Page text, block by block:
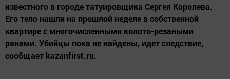
известного в городе татуировщика Сергея Королева.
Его тело нашли на прошлой неделе в собственной
квартире с многочисленными колото-резаными
ранами. Убийцы пока не найдены, идет следствие,
сообщает kazanfirst.ru.